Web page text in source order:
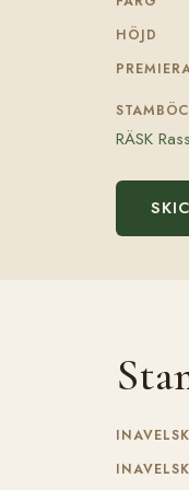
HÖJD
RÄSK